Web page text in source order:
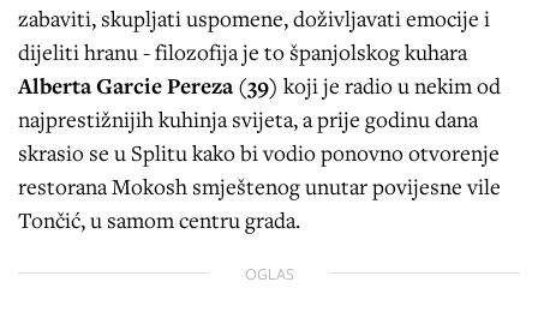
zabaviti, skupljati uspomene, doživljavati emocije i
dijeliti hranu - filozofija je to španjolskog kuhara
Alberta Garcie Pereza (39) koji je radio u nekim od
najprestižnijih kuhinja svijeta, a prije godinu dana
skrasio se u Splitu kako bi vodio ponovno otvorenje
restorana Mokosh smještenog unutar povijesne vile
Tončić, u samom centru grada.
OGLAS